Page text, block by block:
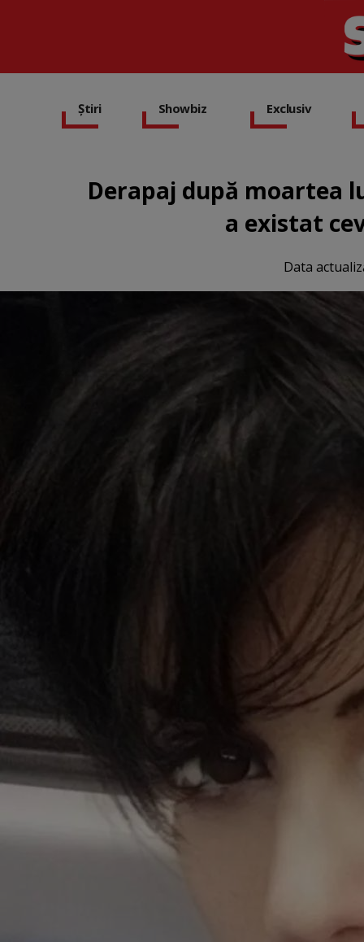
Știri Showbiz Exclusiv
Derapaj după moartea
a existat
Data